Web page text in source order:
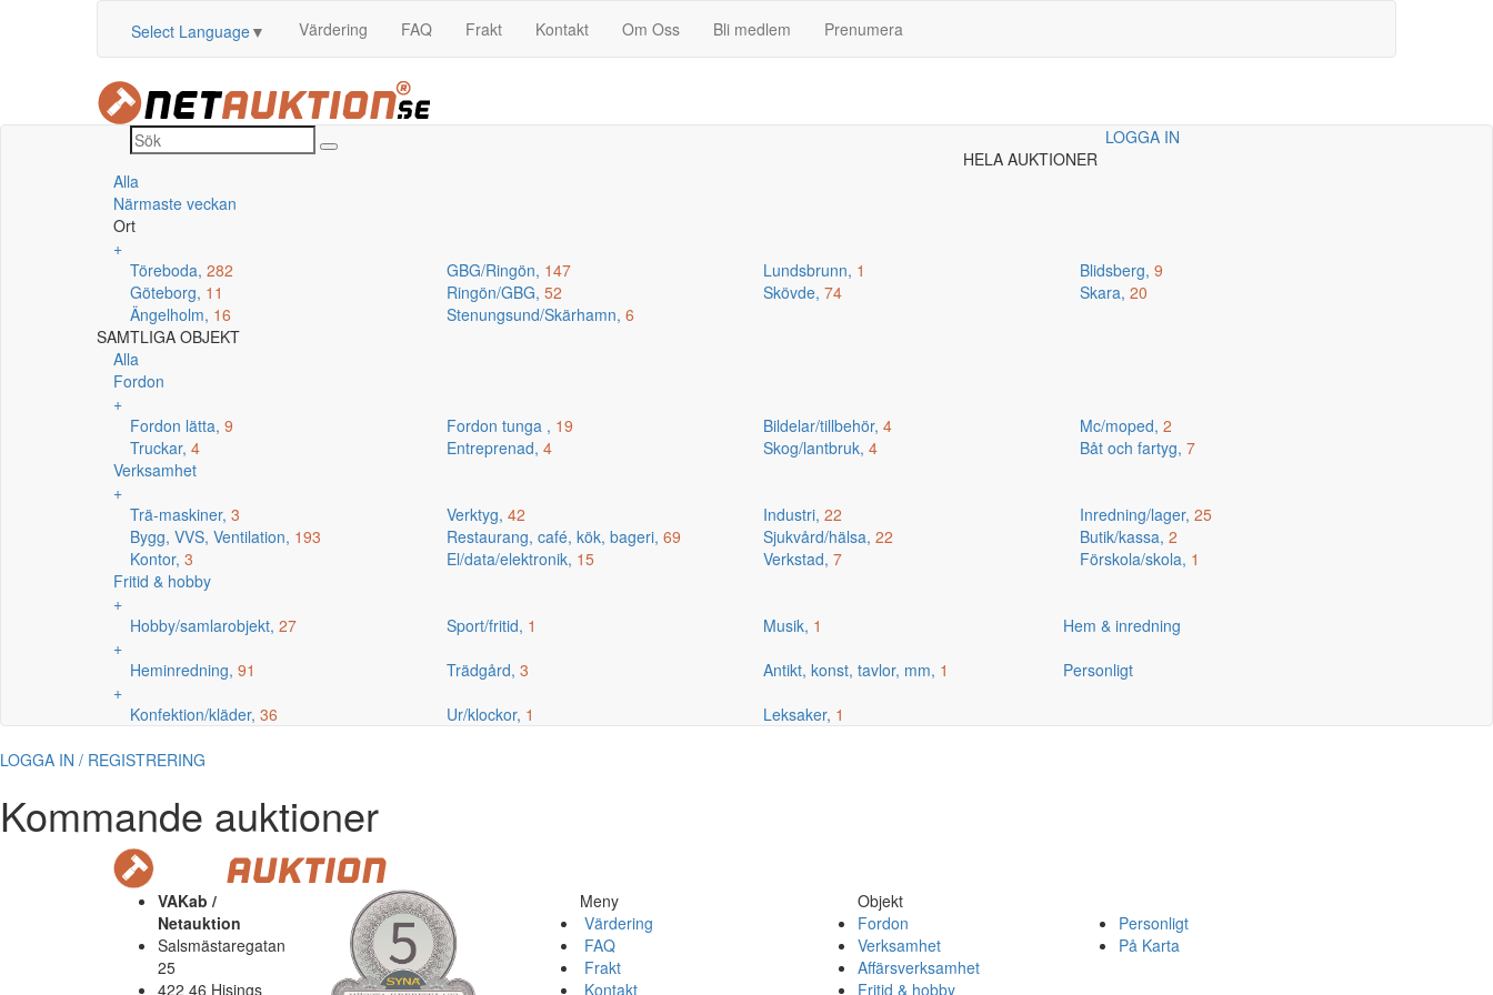
Select Language▼ Värdering FAQ Frakt Kontakt Om Oss Bli medlem Prenumera
LOGGA IN
HELA AUKTIONER
Alla
Närmaste veckan
Ort
+
Töreboda, 282 GBG/Ringön, 147 Lundsbrunn, 1 Blidsberg, 9
Göteborg, 11 Ringön/GBG, 52 Skövde, 74 Skara, 20
Ängelholm, 16 Stenungsund/Skärhamn, 6
SAMTLIGA OBJEKT
Alla
Fordon
+
Fordon lätta, 9 Fordon tunga , 19 Bildelar/tillbehör, 4 Mc/moped, 2
Truckar, 4 Entreprenad, 4 Skog/lantbruk, 4 Båt och fartyg, 7
Verksamhet
+
Trä-maskiner, 3 Verktyg, 42 Industri, 22 Inredning/lager, 25
Bygg, VVS, Ventilation, 193 Restaurang, café, kök, bageri, 69 Sjukvård/hälsa, 22 Butik/kassa, 2
Kontor, 3 El/data/elektronik, 15 Verkstad, 7 Förskola/skola, 1
Fritid & hobby
+
Hobby/samlarobjekt, 27 Sport/fritid, 1 Musik, 1
Hem & inredning
+
Heminredning, 91 Trädgård, 3 Antikt, konst, tavlor, mm, 1
Personligt
+
Konfektion/kläder, 36 Ur/klockor, 1 Leksaker, 1
LOGGA IN / REGISTRERING
Kommande auktioner
VAKab /
Netauktion
Salsmästaregatan
25
422 46 Hisings
Meny
Värdering
FAQ
Frakt
Kontakt
Objekt
Fordon
Verksamhet
Affärsverksamhet
Fritid & hobby
Personligt
På Karta